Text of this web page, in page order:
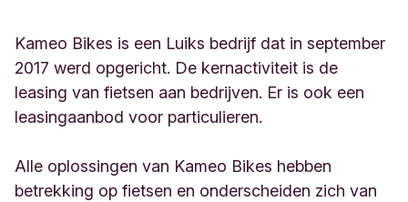
Kameo Bikes is een Luiks bedrijf dat in september
2017 werd opgericht. De kernactiviteit is de
leasing van fietsen aan bedrijven. Er is ook een
leasingaanbod voor particulieren.
Alle oplossingen van Kameo Bikes hebben
betrekking op fietsen en onderscheiden zich van